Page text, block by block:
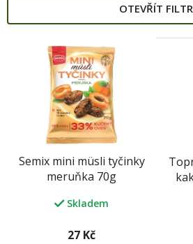
OTEVŘÍT FILTR
Semix mini müsli tyčinky
meruňka 70g
Skladem
27 Kč